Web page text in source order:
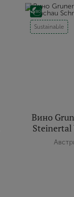
Sustainable
Вино
Steinertal